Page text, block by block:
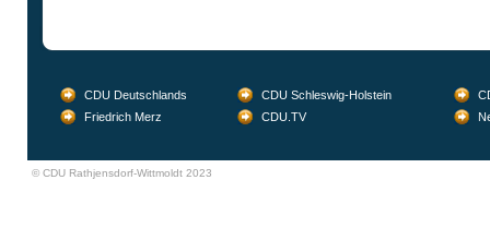
CDU Deutschlands CDU Schleswig-Holstein
Friedrich Merz
CDU.TV
© CDU Rathjensdorf-Wittmoldt 2023